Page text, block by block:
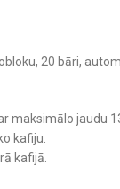
20 bāri,
jaudu
kafiju.
kafijā.